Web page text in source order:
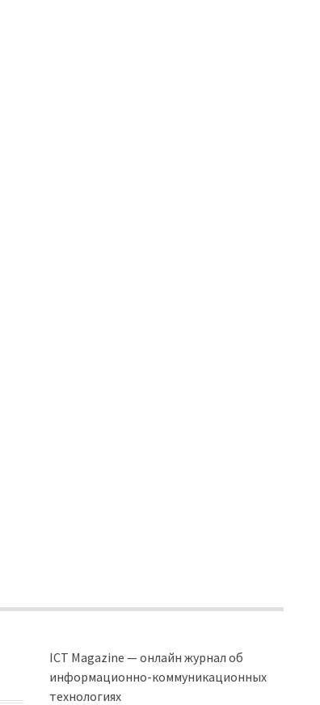
ICT Magazine — онлайн журнал об
информационно-коммуникационных
технологиях